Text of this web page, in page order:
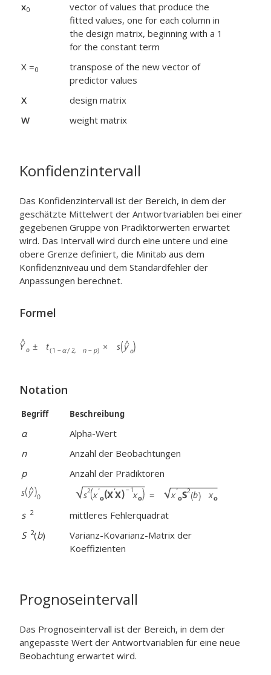
x0
vector of values that produce the
fitted values, one for each column in
the design matrix, beginning with a 1
for the constant term
X =0
transpose of the new vector of
predictor values
X
design matrix
W
weight matrix
Konfidenzintervall
Das Konfidenzintervall ist der Bereich, in dem der
geschätzte Mittelwert der Antwortvariablen bei einer
gegebenen Gruppe von Prädiktorwerten erwartet
wird. Das Intervall wird durch eine untere und eine
obere Grenze definiert, die Minitab aus dem
Konfidenzniveau und dem Standardfehler der
Anpassungen berechnet.
Formel
Notation
Begriff Beschreibung
α
Alpha-Wert
n
Anzahl der Beobachtungen
p
Anzahl der Prädiktoren
s 2
mittleres Fehlerquadrat
S 2(b)
Varianz-Kovarianz-Matrix der
Koeffizienten
Prognoseintervall
Das Prognoseintervall ist der Bereich, in dem der
angepasste Wert der Antwortvariablen für eine neue
Beobachtung erwartet wird.